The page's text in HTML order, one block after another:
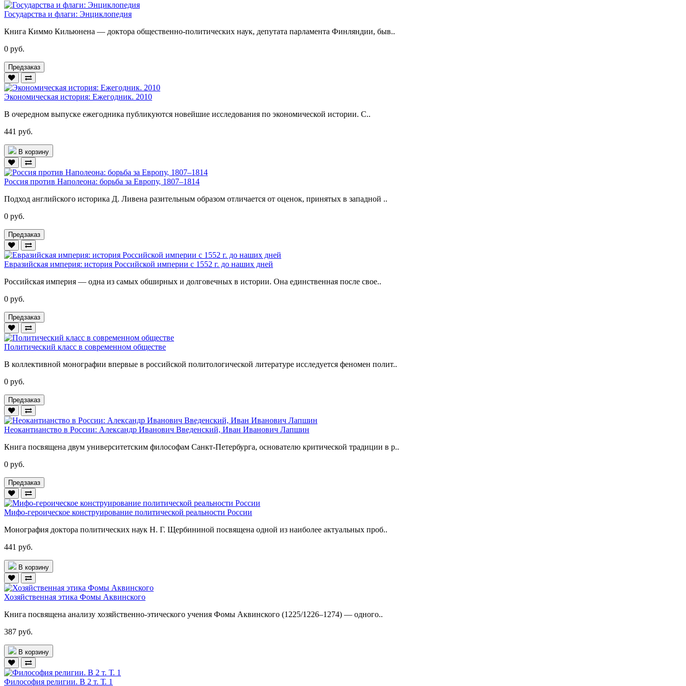
Государства и флаги: Энциклопедия
Книга Киммо Кильюнена — доктора общественно-политических наук, депутата парламента Финляндии, быв..
0 руб.
Предзаказ
Экономическая история: Ежегодник. 2010
В очередном выпуске ежегодника публикуются новейшие исследования по экономической истории. С..
441 руб.
В корзину
Россия против Наполеона: борьба за Европу, 1807–1814
Подход английского историка Д. Ливена разительным образом отличается от оценок, принятых в западной ..
0 руб.
Предзаказ
Евразийская империя: история Российской империи с 1552 г. до наших дней
Российская империя — одна из самых обширных и долговечных в истории. Она единственная после свое..
0 руб.
Предзаказ
Политический класс в современном обществе
В коллективной монографии впервые в российской политологической литературе исследуется феномен полит..
0 руб.
Предзаказ
Неокантианство в России: Александр Иванович Введенский, Иван Иванович Лапшин
Книга посвящена двум университетским философам Санкт-Петербурга, основателю критической традиции в р..
0 руб.
Предзаказ
Мифо-героическое конструирование политической реальности России
Монография доктора политических наук Н. Г. Щербининой посвящена одной из наиболее актуальных проб..
441 руб.
В корзину
Хозяйственная этика Фомы Аквинского
Книга посвящена анализу хозяйственно-этического учения Фомы Аквинского (1225/1226–1274) — одного..
387 руб.
В корзину
Философия религии. В 2 т. Т. 1